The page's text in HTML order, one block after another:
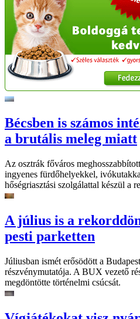
Bécsben is számos
a brutális meleg miatt
Az osztrák főváros
ingyenes fürdőhelyekkel,
hőségriasztási szolgálattal készül a
A július is a
pesti parketten
Júliusban ismét erősödött a
részvénymutatója. A BUX vezető
megdöntötte történelmi csúcsát.